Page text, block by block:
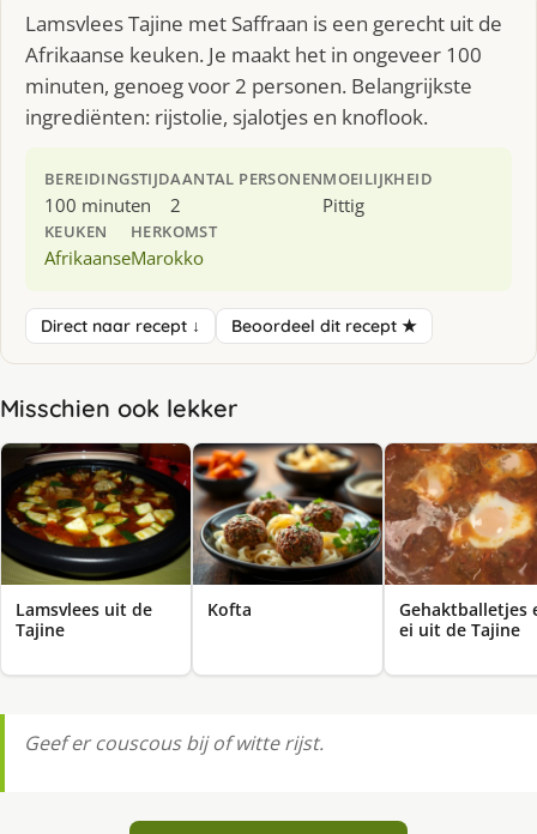
Lamsvlees Tajine met Saffraan is een gerecht uit de
Afrikaanse keuken. Je maakt het in ongeveer 100
minuten, genoeg voor 2 personen. Belangrijkste
ingrediënten: rijstolie, sjalotjes en knoflook.
BEREIDINGSTIJD
100 minuten
AANTAL PERSONEN
2
MOEILIJKHEID
Pittig
KEUKEN
Afrikaanse
HERKOMST
Marokko
Direct naar recept ↓ Beoordeel dit recept ★
Misschien ook lekker
Lamsvlees uit de
Tajine
Kofta
Gehaktballetjes
ei uit de Tajine
Geef er couscous bij of witte rijst.